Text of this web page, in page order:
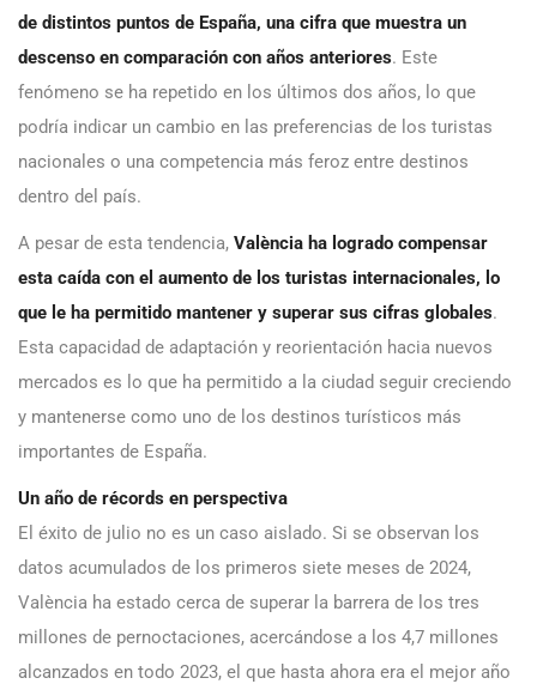
de distintos puntos de España, una cifra que muestra un
descenso en comparación con años anteriores. Este
fenómeno se ha repetido en los últimos dos años, lo que
podría indicar un cambio en las preferencias de los turistas
nacionales o una competencia más feroz entre destinos
dentro del país.
A pesar de esta tendencia, València ha logrado compensar
esta caída con el aumento de los turistas internacionales, lo
que le ha permitido mantener y superar sus cifras globales.
Esta capacidad de adaptación y reorientación hacia nuevos
mercados es lo que ha permitido a la ciudad seguir creciendo
y mantenerse como uno de los destinos turísticos más
importantes de España.
Un año de récords en perspectiva
El éxito de julio no es un caso aislado. Si se observan los
datos acumulados de los primeros siete meses de 2024,
València ha estado cerca de superar la barrera de los tres
millones de pernoctaciones, acercándose a los 4,7 millones
alcanzados en todo 2023, el que hasta ahora era el mejor año